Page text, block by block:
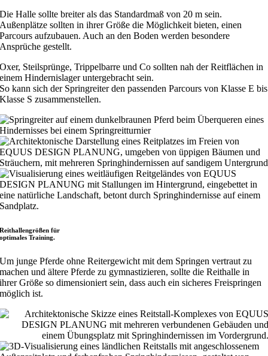
Die Halle sollte breiter als das Standardmaß von 20 m sein.
Außenplätze sollten in ihrer Größe die Möglichkeit bieten, einen
Parcours aufzubauen. Auch an den Boden werden besondere
Ansprüche gestellt.
Oxer, Steilsprünge, Trippelbarre und Co sollten nah der Reitflächen in
einem Hindernislager untergebracht sein.
So kann sich der Springreiter den passenden Parcours von Klasse E bis
Klasse S zusammenstellen.
Reithallengrößen für
optimales Training.
Um junge Pferde ohne Reitergewicht mit dem Springen vertraut zu
machen und ältere Pferde zu gymnastizieren, sollte die Reithalle in
ihrer Größe so dimensioniert sein, dass auch ein sicheres Freispringen
möglich ist.